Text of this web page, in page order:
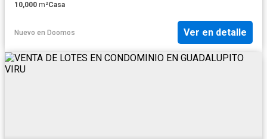
10,000 m²Casa
Nuevo en Doomos Ver en detalle